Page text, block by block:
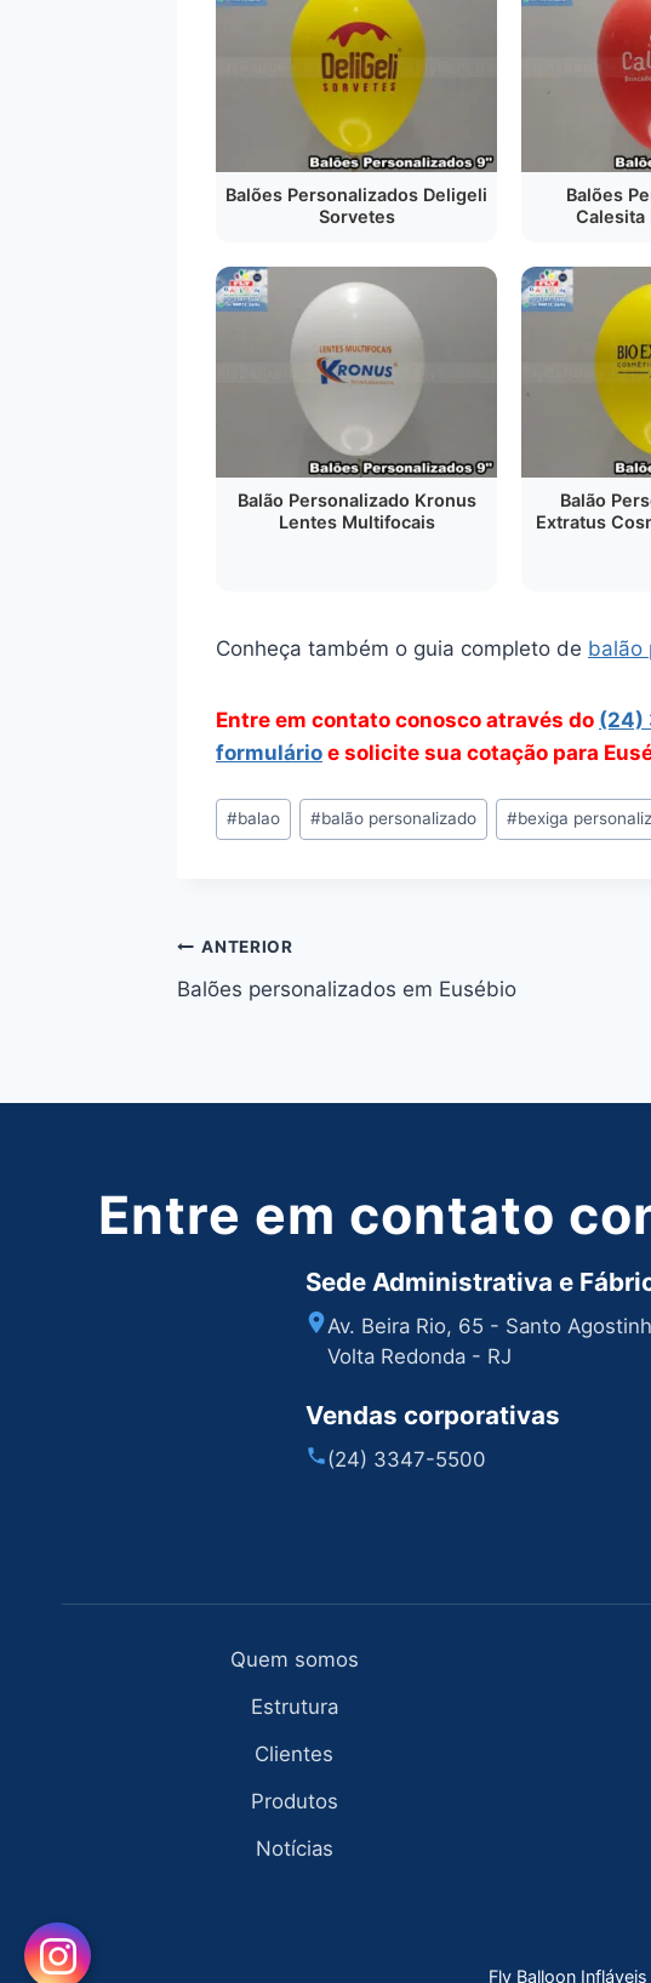
Balões Personalizados Deligeli
Sorvetes
Balões
Calesita
Balão Personalizado Kronus
Lentes Multifocais
Balão
Extratus
Conheça também o guia completo de balão
Entre em contato conosco através do (24)
formulário e solicite sua cotação para
Tags
do
#balao #balão personalizado #bexiga
Navegação
de
ANTERIOR
Balões personalizados em Eusébio
Entre em contato
Sede Administrativa e
Av. Beira Rio, 65 - Santo
Volta Redonda - RJ
Vendas corporativas
(24) 3347-5500
Quem somos
Estrutura
Clientes
Produtos
Notícias
Fly Balloon